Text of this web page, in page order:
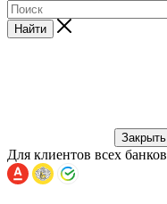
Найти
Закрыть
Для клиентов всех банков